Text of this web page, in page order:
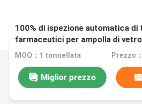
100% di ispezione automatica di
farmaceutici per ampolla di
vetro
MOQ：1 tonnellata
Miglior prezzo